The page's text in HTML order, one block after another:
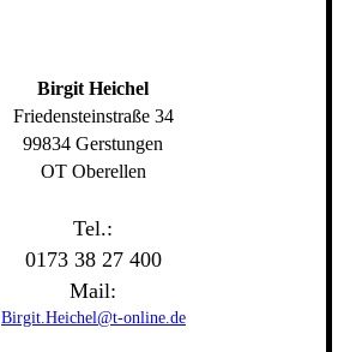
Birgit Heichel
Friedensteinstraße 34
99834 Gerstungen
OT Oberellen
Tel.:
0173 38 27 400
Mail:
Birgit.Heichel@t-online.de